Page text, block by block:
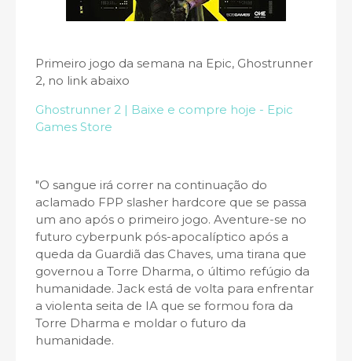
Primeiro jogo da semana na Epic, Ghostrunner
2, no link abaixo
Ghostrunner 2 | Baixe e compre hoje - Epic
Games Store
"O sangue irá correr na continuação do
aclamado FPP slasher hardcore que se passa
um ano após o primeiro jogo. Aventure-se no
futuro cyberpunk pós-apocalíptico após a
queda da Guardiã das Chaves, uma tirana que
governou a Torre Dharma, o último refúgio da
humanidade. Jack está de volta para enfrentar
a violenta seita de IA que se formou fora da
Torre Dharma e moldar o futuro da
humanidade.